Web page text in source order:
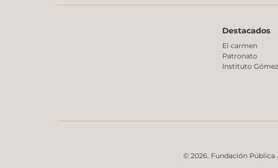
Destacados
El carmen
Patronato
Instituto
© 2026. Fundación Pública